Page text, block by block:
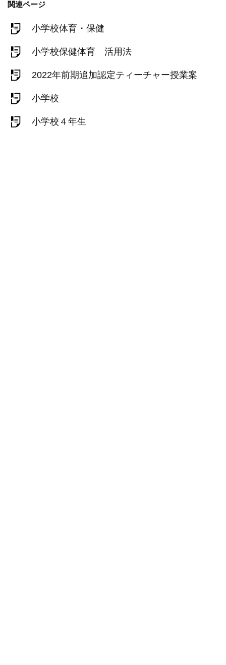
関連ページ
小学校体育・保健
小学校保健体育 活用法
2022年前期追加認定ティーチャー授業案
小学校
小学校４年生